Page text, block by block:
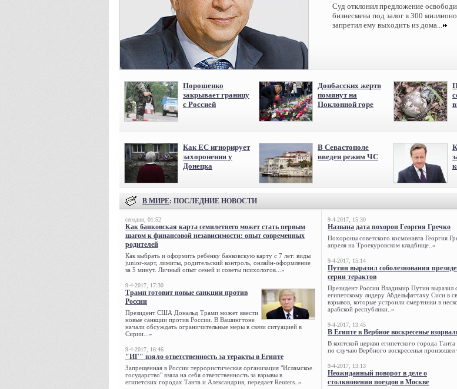
Суд отклонил предложение
бизнесмена под залог в 300
запретил ему выходить из дома...
Порошенко
закрывает границу
с Россией
Донбасских жертв
помянут на
Поклонной горе
Как ЕС игнорирует
захоронения у
Донецка
В Севастополе
введен режим ЧС
В МИРЕ: ПОСЛЕДНИЕ НОВОСТИ
сегодня, 01:52
Как банковская карта семилетнего может стать первым
шагом к финансовой независимости: опыт современных
родителей
Как выбрать и оформить ребёнку банковскую карту с 7 лет: виды
junior-карт, лимиты, родительский контроль, онлайн-оформление
за 5 минут. Личный опыт семей и советы психологов...»
9-4-2017, 17:30
Трамп готовит новые санкции против
России
Президент США Дональд Трамп может ввести
новые санкции против России. В Вашингтоне
начали обсуждать ограничительные меры в связи ситуацией в
Сирии...»
9-4-2017, 16:46
"ИГ" взяло ответственность за теракты в Египте
Запрещенная в России террористическая организация "Исламское
государство" взяла на себя ответственность за взрывы в
египетских городах Танта и Александрия, передает Reuters..»
9-4-2017, 15:30
Названа дата похорон Георгия Гречко
Похороны советского космонавта Георгия
апреля на Троекуровском кладбище..»
9-4-2017, 15:14
Путин выразил соболезнования
серии терактов
Президент России Владимир Путин выразил
египетскому лидеру Абдельфаттаху Сиси в
взрывов, которые устроили смертники в
арабской республики..»
9-4-2017, 13:45
В Египте в Вербное воскресенье
В коптской церкви египетского города
по случаю Вербного воскресенья произошел
9-4-2017, 13:13
Неожиданный поворот в деле о
столкновении поездов в Москве